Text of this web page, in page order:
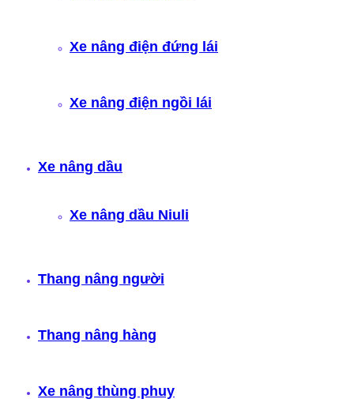
Xe nâng điện đứng lái
Xe nâng điện ngồi lái
Xe nâng dầu
Xe nâng dầu Niuli
Thang nâng người
Thang nâng hàng
Xe nâng thùng phuy